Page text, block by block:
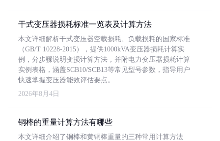
干式变压器损耗标准一览表及计算方法
本文详细解析干式变压器空载损耗、负载损耗的国家标准
（GB/T 10228-2015），提供1000kVA变压器损耗计算实
例，分步骤说明变损计算方法，并附电力变压器损耗计算
实例表格，涵盖SCB10/SCB13等常见型号参数，指导用户
快速掌握变压器能效评估要点。
2026年8月4日
铜棒的重量计算方法有哪些
本文详细介绍了铜棒和黄铜棒重量的三种常用计算方法